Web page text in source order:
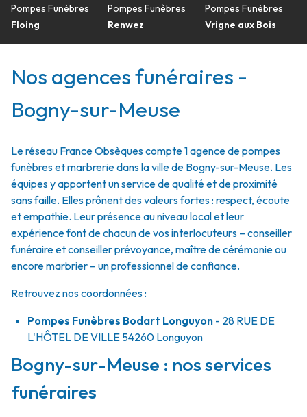
Pompes Funèbres
Floing
Pompes Funèbres
Renwez
Pompes Funèbres
Vrigne aux Bois
Nos agences funéraires -
Bogny-sur-Meuse
Le réseau France Obsèques compte 1 agence de pompes
funèbres et marbrerie dans la ville de Bogny-sur-Meuse. Les
équipes y apportent un service de qualité et de proximité
sans faille. Elles prônent des valeurs fortes : respect, écoute
et empathie. Leur présence au niveau local et leur
expérience font de chacun de vos interlocuteurs – conseiller
funéraire et conseiller prévoyance, maître de cérémonie ou
encore marbrier – un professionnel de confiance.
Retrouvez nos coordonnées :
Pompes Funèbres Bodart Longuyon - 28 RUE DE
L'HÔTEL DE VILLE 54260 Longuyon
Bogny-sur-Meuse : nos services
funéraires